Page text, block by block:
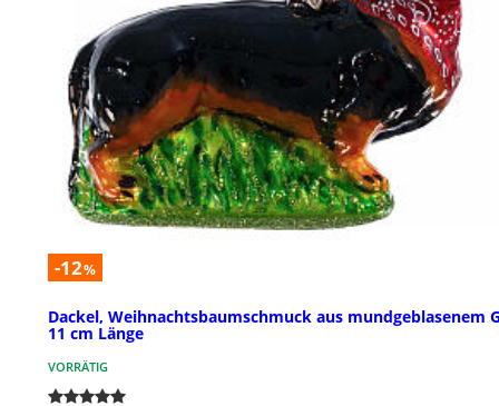
-12%
Dackel, Weihnachtsbaumschmuck aus mundgeblasenem
11 cm Länge
VORRÄTIG